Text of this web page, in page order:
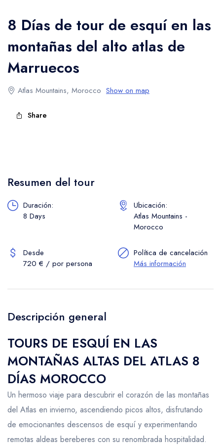
8 Días de tour de esquí en las
montañas del alto atlas de
Marruecos
Atlas Mountains, Morocco Show on map
Share
Resumen del tour
Duración:
8 Days
Ubicación:
Atlas Mountains -
Morocco
Desde
720 € / por persona
Política de cancelación
Más información
Descripción general
TOURS DE ESQUÍ EN LAS
MONTAÑAS ALTAS DEL ATLAS 8
DÍAS MOROCCO
Un hermoso viaje para descubrir el corazón de las montañas
del Atlas en invierno, ascendiendo picos altos, disfrutando
de emocionantes descensos de esquí y experimentando
remotas aldeas bereberes con su renombrada hospitalidad.